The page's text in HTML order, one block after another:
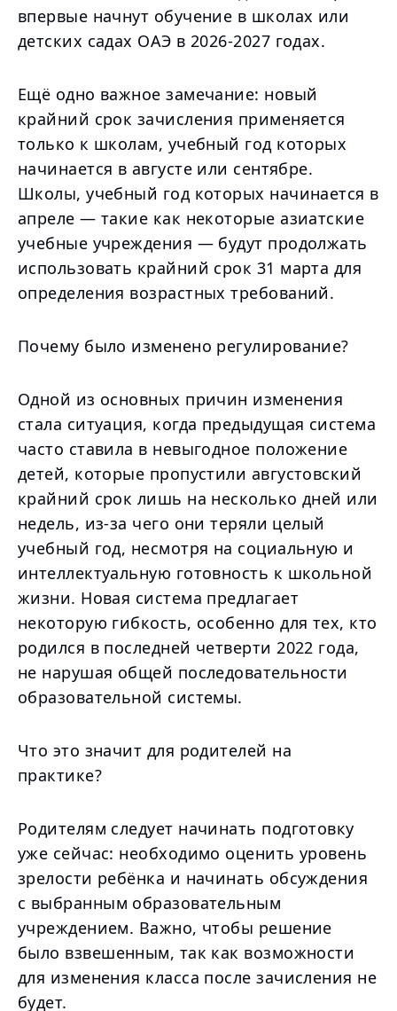
впервые начнут обучение в школах или
детских садах ОАЭ в 2026-2027 годах.
Ещё одно важное замечание: новый
крайний срок зачисления применяется
только к школам, учебный год которых
начинается в августе или сентябре.
Школы, учебный год которых начинается в
апреле — такие как некоторые азиатские
учебные учреждения — будут продолжать
использовать крайний срок 31 марта для
определения возрастных требований.
Почему было изменено регулирование?
Одной из основных причин изменения
стала ситуация, когда предыдущая система
часто ставила в невыгодное положение
детей, которые пропустили августовский
крайний срок лишь на несколько дней или
недель, из-за чего они теряли целый
учебный год, несмотря на социальную и
интеллектуальную готовность к школьной
жизни. Новая система предлагает
некоторую гибкость, особенно для тех, кто
родился в последней четверти 2022 года,
не нарушая общей последовательности
образовательной системы.
Что это значит для родителей на
практике?
Родителям следует начинать подготовку
уже сейчас: необходимо оценить уровень
зрелости ребёнка и начинать обсуждения
с выбранным образовательным
учреждением. Важно, чтобы решение
было взвешенным, так как возможности
для изменения класса после зачисления не
будет.